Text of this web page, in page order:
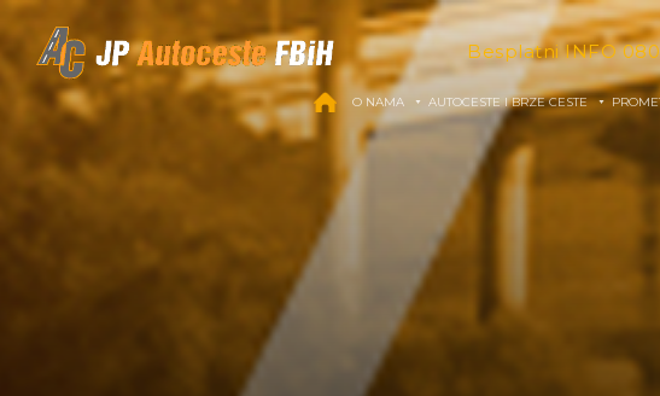
Skip to content
Besplatni INFO
O NAMA AUTOCESTE I BRZE CESTE